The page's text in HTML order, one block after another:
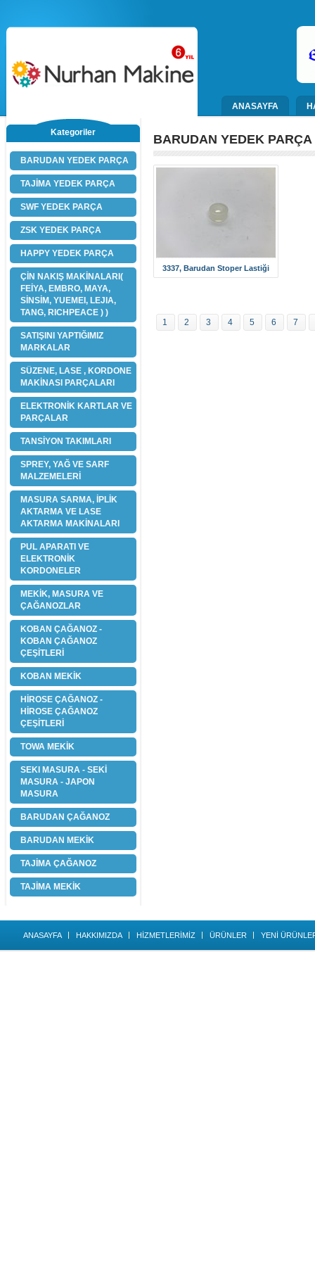
ANASAYFA
Kategoriler
BARUDAN YEDEK PARÇA
TAJİMA YEDEK PARÇA
SWF YEDEK PARÇA
ZSK YEDEK PARÇA
HAPPY YEDEK PARÇA
ÇİN NAKIŞ MAKİNALARI(
FEİYA, EMBRO, MAYA,
SİNSİM, YUEMEI, LEJIA,
TANG, RICHPEACE ) )
SATIŞINI YAPTIĞIMIZ
MARKALAR
SÜZENE, LASE , KORDONE
MAKİNASI PARÇALARI
ELEKTRONİK KARTLAR VE
PARÇALAR
TANSİYON TAKIMLARI
SPREY, YAĞ VE SARF
MALZEMELERİ
MASURA SARMA, İPLİK
AKTARMA VE LASE
AKTARMA MAKİNALARI
PUL APARATI VE
ELEKTRONİK
KORDONELER
MEKİK, MASURA VE
ÇAĞANOZLAR
KOBAN ÇAĞANOZ -
KOBAN ÇAĞANOZ
ÇEŞİTLERİ
KOBAN MEKİK
HİROSE ÇAĞANOZ -
HİROSE ÇAĞANOZ
ÇEŞİTLERİ
TOWA MEKİK
SEKI MASURA - SEKİ
MASURA - JAPON
MASURA
BARUDAN ÇAĞANOZ
BARUDAN MEKİK
TAJİMA ÇAĞANOZ
TAJİMA MEKİK
BARUDAN YEDEK PARÇA
3337, Barudan Stoper Lastiği
1 2 3 4 5 6 7
ANASAYFA HAKKIMIZDA HİZMETLERİMİZ ÜRÜNLER YENİ